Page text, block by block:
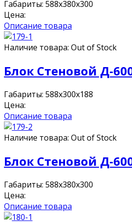
Габариты: 588х380х300
Цена:
Описание товара
Наличие товара: Out of Stock
Блок Стеновой Д-
Габариты: 588х300х188
Цена:
Описание товара
Наличие товара: Out of Stock
Блок Стеновой Д-
Габариты: 588х380х300
Цена:
Описание товара